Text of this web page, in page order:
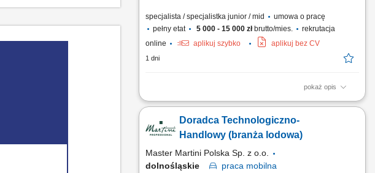
specjalista / specjalistka junior / mid
umowa o pracę
pełny etat
5 000 - 15 000 złbrutto/mies.
rekrutacja
online
aplikuj szybko aplikuj bez CV
1 dni
pokaż opis
wyszukiwanie nowych kontaktów handlowych i nawiązywanie
partnerami, reprezentowanie firmy podczas targów oraz
spotkań branżowych, analiza rynku i proponowanie
pozyskiwanie nowych rynków...
Doradca Technologiczno-
Handlowy (branża lodowa)
Master Martini Polska Sp. z o.o.
dolnośląskie
praca mobilna